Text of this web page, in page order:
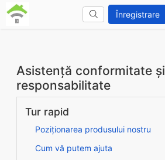
Înregistrare
Asistență conformitate și
responsabilitate
Tur rapid
Poziționarea produsului nostru
Cum vă putem ajuta